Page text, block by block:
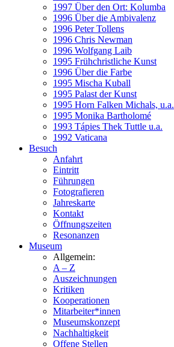
1997 Über den Ort: Kolumba
1996 Über die Ambivalenz
1996 Peter Tollens
1996 Chris Newman
1996 Wolfgang Laib
1995 Frühchristliche Kunst
1996 Über die Farbe
1995 Mischa Kuball
1995 Palast der Kunst
1995 Horn Falken Michals, u.a.
1995 Monika Bartholomé
1993 Tápies Thek Tuttle u.a.
1992 Vaticana
Besuch
Anfahrt
Eintritt
Führungen
Fotografieren
Jahreskarte
Kontakt
Öffnungszeiten
Resonanzen
Museum
Allgemein:
A – Z
Auszeichnungen
Kritiken
Kooperationen
Mitarbeiter*innen
Museumskonzept
Nachhaltigkeit
Offene Stellen